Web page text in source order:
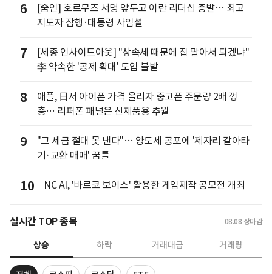
6
[줌인] 호르무즈 서명 앞두고 이란 리더십 증발… 최고
지도자 잠행·대통령 사임설
7
[세종 인사이드아웃] "상속세 때문에 집 팔아서 되겠냐"
李 약속한 '공제 확대' 도입 불발
8
애플, 日서 아이폰 가격 올리자 중고폰 주문량 2배 껑
충… 리퍼폰 패널은 신제품용 추월
9
"그 세금 절대 못 낸다"… 양도세 공포에 '제자리 갈아타
기·교환 매매' 꿈틀
10 NC AI, '바르코 보이스' 활용한 게임제작 공모전 개최
실시간 TOP 종목 08.08 장마감
상승 하락 거래대금 거래량